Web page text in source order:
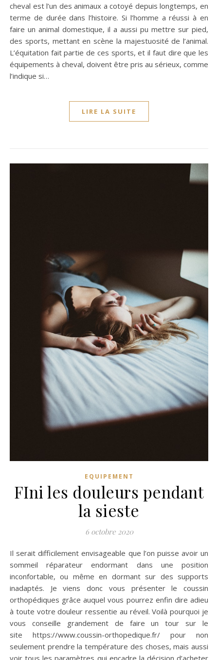
cheval est l’un des animaux a cotoyé depuis longtemps, en
terme de durée dans l’histoire. Si l’homme a réussi à en
faire un animal domestique, il a aussi pu mettre sur pied,
des sports, mettant en scène la majestuosité de l’animal.
L’équitation fait partie de ces sports, et il faut dire que les
équipements à cheval, doivent être pris au sérieux, comme
l’indique si…
LIRE LA SUITE
EQUIPEMENT
FIni les douleurs pendant
la sieste
6 octobre 2020
Il serait difficilement envisageable que l’on puisse avoir un
sommeil réparateur endormant dans une position
inconfortable, ou même en dormant sur des supports
inadaptés. Je viens donc vous présenter le coussin
orthopédiques grâce auquel vous pourrez enfin dire adieu
à toute votre douleur ressentie au réveil. Voilà pourquoi je
vous conseille grandement de faire un tour sur le
site https://www.coussin-orthopedique.fr/ pour non
seulement prendre la température des choses, mais aussi
voir tous les paramètres qui encadre la décision d’acheter